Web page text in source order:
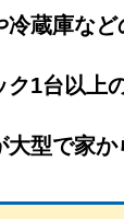
冷蔵庫な
ク1台以上
大型で家